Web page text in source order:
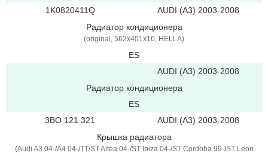
1K0820411Q
AUDI (A3) 2003-2008
Радиатор кондиционера
(original, 562x401x16, HELLA)
ES
AUDI (A3) 2003-2008
Радиатор кондиционера
ES
3BO 121 321
AUDI (A3) 2003-2008
Крышка радиатора
(Audi A3 04-/A4 04-/TT/ST Altea 04-/ST Ibiza 04-/ST Cordoba 99-/ST Leon